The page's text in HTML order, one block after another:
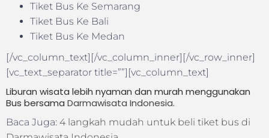
Tiket Bus Ke Semarang
Tiket Bus Ke Bali
Tiket Bus Ke Medan
[/vc_column_text][/vc_column_inner][/vc_row_inner]
[vc_text_separator title=””][vc_column_text]
Liburan wisata lebih nyaman dan murah menggunakan
Bus bersama Darmawisata Indonesia.
Baca Juga: 4 langkah mudah untuk beli tiket bus di